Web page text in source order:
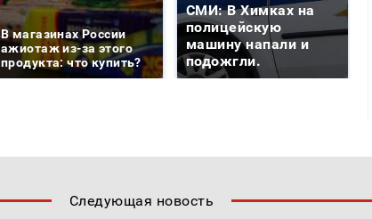
В магазинах России
ажиотаж из-за этого
продукта: что купить?
СМИ: В Химках на
полицейскую
машину напали и
подожгли.
Следующая новость